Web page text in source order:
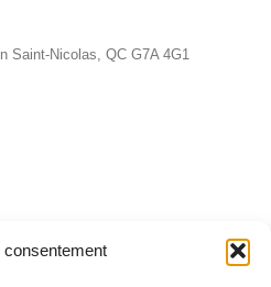
consentement
Saint-Nicolas, QC G7A 4G1